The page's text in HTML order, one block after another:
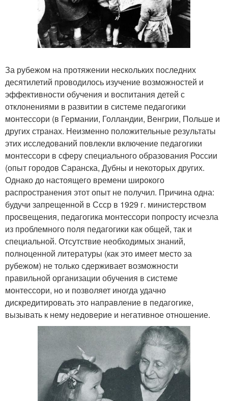
За рубежом на протяжении нескольких последних
десятилетий проводилось изучение возможностей и
эффективности обучения и воспитания детей с
отклонениями в развитии в системе педагогики
монтессори (в Германии, Голландии, Венгрии, Польше и
других странах. Неизменно положительные результаты
этих исследований повлекли включение педагогики
монтессори в сферу специального образования России
(опыт городов Саранска, Дубны и некоторых других.
Однако до настоящего времени широкого
распространения этот опыт не получил. Причина одна:
будучи запрещенной в Ссср в 1929 г. министерством
просвещения, педагогика монтессори попросту исчезла
из проблемного поля педагогики как общей, так и
специальной. Отсутствие необходимых знаний,
полноценной литературы (как это имеет место за
рубежом) не только сдерживает возможности
правильной организации обучения в системе
монтессори, но и позволяет иногда удачно
дискредитировать это направление в педагогике,
вызывать к нему недоверие и негативное отношение.